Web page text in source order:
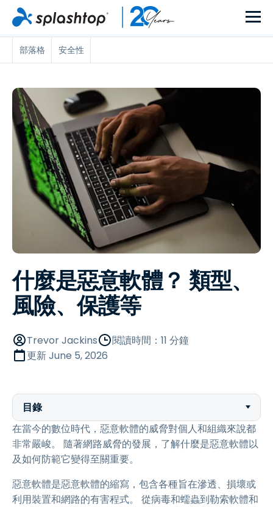
部落格 安全性
什麼是惡意軟體？ 類型、
風險、保護等
Trevor Jackins
閱讀時間：11 分鐘
更新June 5, 2026
目錄
在當今的數位時代，惡意軟體的威脅對個人和組織來說都
非常嚴峻。 隨著網路威脅的發展，了解什麼是惡意軟體以
及如何防範它變得至關重要。
惡意軟體是惡意軟體的縮寫，包含各種旨在滲透、損壞或
利用裝置和網路的有害程式。 從病毒和蠕蟲到勒索軟體和